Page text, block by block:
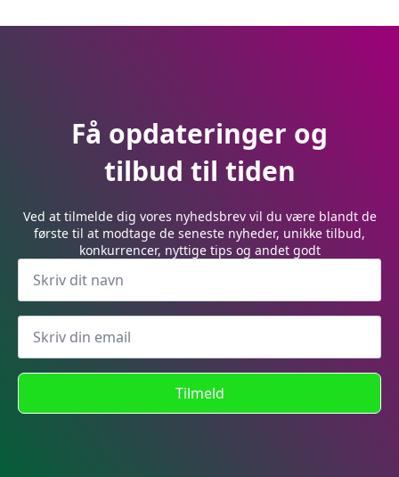
Få opdateringer og
tilbud til tiden
Ved at tilmelde dig vores nyhedsbrev vil du være blandt de
første til at modtage de seneste nyheder, unikke tilbud,
konkurrencer, nyttige tips og andet godt
Tilmeld